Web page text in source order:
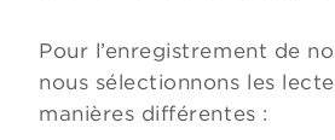
Pour l’enregistrement de
nous sélectionnons les
manières différentes :